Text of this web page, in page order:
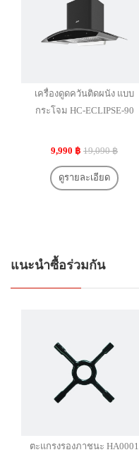
เครื่องดูดควันติดผนัง แบบ
กระโจม HC-ECLIPSE-90
9,990 ฿ 19,090 ฿
ดูรายละเอียด
แนะนำซื้อร่วมกัน
ตะแกรงรองภาชนะ HA0001